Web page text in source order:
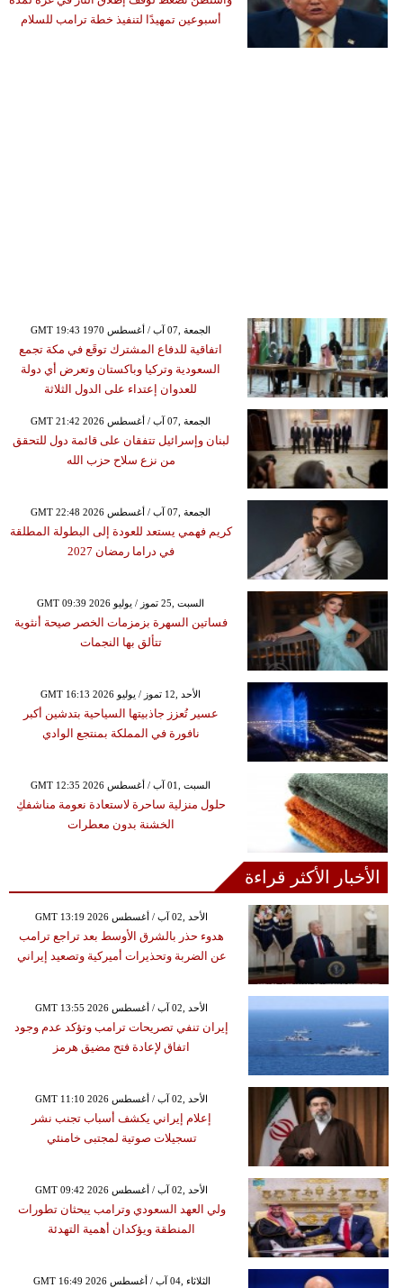
أسبوعين تمهيدًا لتنفيذ خطة ترامب للسلام
GMT 19:43 1970 الجمعة ,07 آب / أغسطس
اتفاقية للدفاع المشترك توقَع في مكة تجمع
السعودية وتركيا وباكستان وتعرض أي دولة
للعدوان إعتداء على الدول الثلاثة
GMT 21:42 2026 الجمعة ,07 آب / أغسطس
لبنان وإسرائيل تتفقان على قائمة دول للتحقق
من نزع سلاح حزب الله
GMT 22:48 2026 الجمعة ,07 آب / أغسطس
كريم فهمي يستعد للعودة إلى البطولة المطلقة
في دراما رمضان 2027
GMT 09:39 2026 السبت ,25 تموز / يوليو
فساتين السهرة بزمزمات الخصر صيحة أنثوية
تتألق بها النجمات
GMT 16:13 2026 الأحد ,12 تموز / يوليو
عسير تُعزز جاذبيتها السياحية بتدشين أكبر
نافورة في المملكة بمنتجع الوادي
GMT 12:35 2026 السبت ,01 آب / أغسطس
حلول منزلية ساحرة لاستعادة نعومة مناشفكِ
الخشنة بدون معطرات
الأخبار الأكثر قراءة
GMT 13:19 2026 الأحد ,02 آب / أغسطس
هدوء حذر بالشرق الأوسط بعد تراجع ترامب
عن الضربة وتحذيرات أميركية وتصعيد إيراني
GMT 13:55 2026 الأحد ,02 آب / أغسطس
إيران تنفي تصريحات ترامب وتؤكد عدم وجود
اتفاق لإعادة فتح مضيق هرمز
GMT 11:10 2026 الأحد ,02 آب / أغسطس
إعلام إيراني يكشف أسباب تجنب نشر
تسجيلات صوتية لمجتبى خامنئي
GMT 09:42 2026 الأحد ,02 آب / أغسطس
ولي العهد السعودي وترامب يبحثان تطورات
المنطقة ويؤكدان أهمية التهدئة
GMT 16:49 2026 الثلاثاء ,04 آب / أغسطس